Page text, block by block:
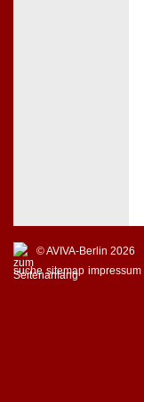
© AVIVA-Berlin 2026
suche sitemap impressum